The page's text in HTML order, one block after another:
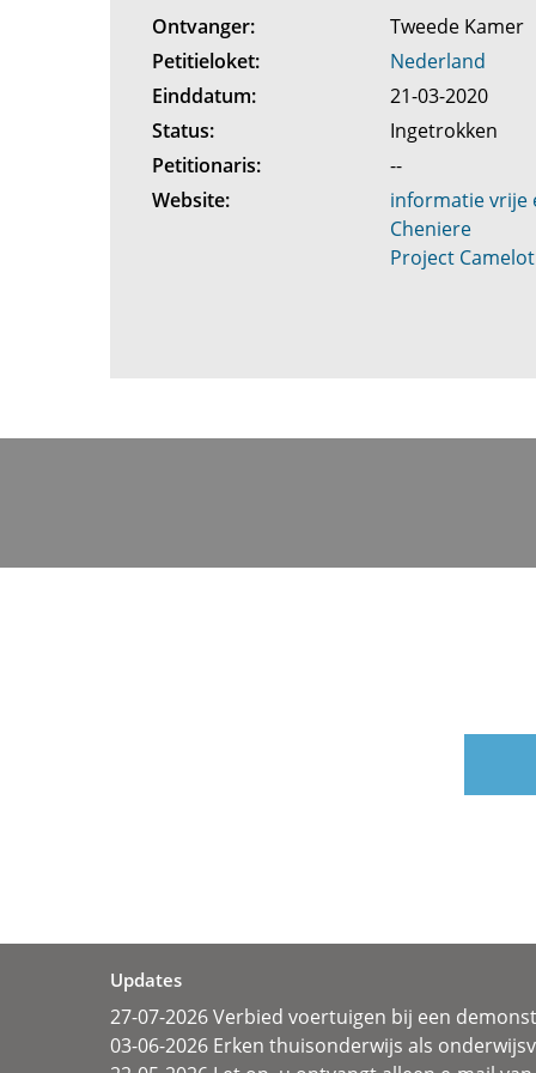
Ontvanger:
Tweede Kamer
Petitieloket:
Nederland
Einddatum:
21-03-2020
Status:
Ingetrokken
Petitionaris:
--
Website:
informatie vrije
Cheniere
Project Camelot
Updates
27-07-2026 Verbied voertuigen bij een
03-06-2026 Erken thuisonderwijs als